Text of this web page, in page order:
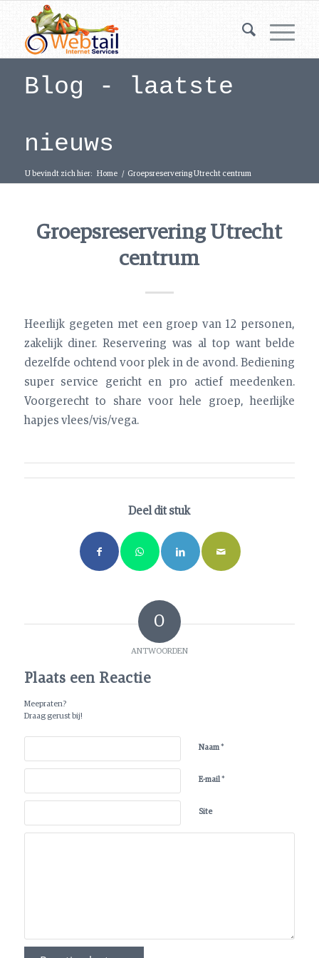
Blog - laatste
nieuws
U bevindt zich hier: Home / Groepsreservering Utrecht centrum
Groepsreservering Utrecht
centrum
Heerlijk gegeten met een groep van 12 personen,
zakelijk diner. Reservering was al top want belde
dezelfde ochtend voor plek in de avond. Bediening
super service gericht en pro actief meedenken.
Voorgerecht to share voor hele groep, heerlijke
hapjes vlees/vis/vega.
Deel dit stuk
0
ANTWOORDEN
Plaats een Reactie
Meepraten?
Draag gerust bij!
Naam*
E-mail*
Site